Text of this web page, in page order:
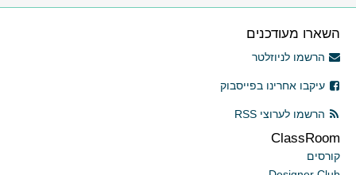
השארו מעודכנים
הרשמו לניוזלטר
עיקבו אחרינו בפייסבוק
הרשמו לערוצי RSS
ClassRoom
קורסים